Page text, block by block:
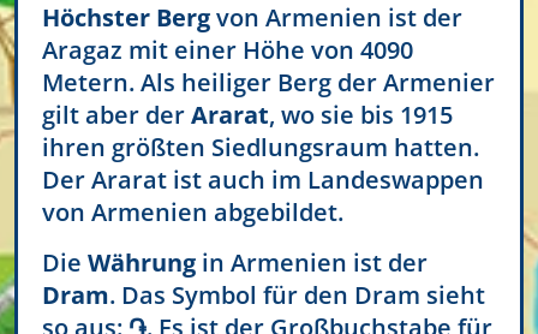
Höchster Bergvon Armenien ist der
Aragaz mit einer Höhe von 4090
Metern. Als heiliger Berg der Armenier
gilt aber derArarat, wo sie bis 1915
ihren größten Siedlungsraum hatten.
Der Ararat ist auch im Landeswappen
von Armenien abgebildet.
Die Währung in Armenien ist der
Dram. Das Symbol für den Dram sieht